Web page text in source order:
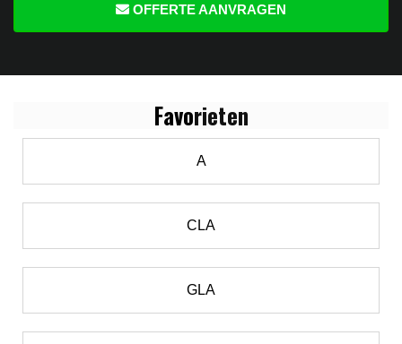
OFFERTE AANVRAGEN
Favorieten
A
CLA
GLA